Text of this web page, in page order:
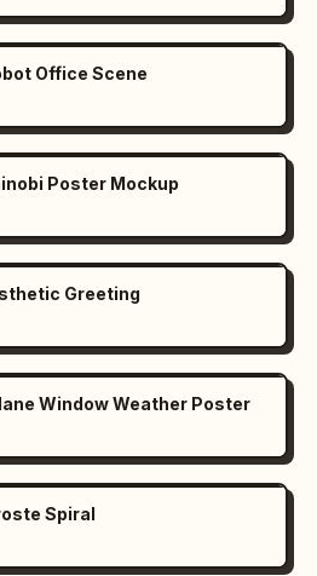
Office Scene
Poster Mockup
Greeting
Window Weather Poster
Spiral